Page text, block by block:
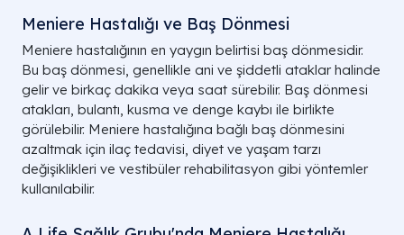
Meniere Hastalığı ve Baş Dönmesi
Meniere hastalığının en yaygın belirtisi baş dönmesidir.
Bu baş dönmesi, genellikle ani ve şiddetli ataklar halinde
gelir ve birkaç dakika veya saat sürebilir. Baş dönmesi
atakları, bulantı, kusma ve denge kaybı ile birlikte
görülebilir. Meniere hastalığına bağlı baş dönmesini
azaltmak için ilaç tedavisi, diyet ve yaşam tarzı
değişiklikleri ve vestibüler rehabilitasyon gibi yöntemler
kullanılabilir.